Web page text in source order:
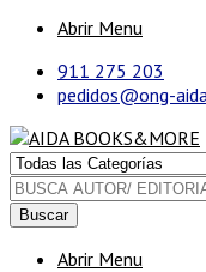
Abrir Menu
911 275 203
pedidos@ong-
Buscar
Abrir Menu